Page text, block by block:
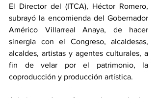
El Director del (ITCA), Héctor Romero,
subrayó la encomienda del Gobernador
Américo Villarreal Anaya, de hacer
sinergia con el Congreso, alcaldesas,
alcaldes, artistas y agentes culturales, a
fin de velar por el patrimonio, la
coproducción y producción artística.